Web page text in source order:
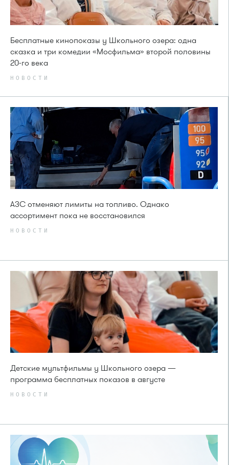
Бесплатные кинопоказы у Школьного озера: одна
сказка и три комедии «Мосфильма» второй половины
20-го века
НОВОСТИ
АЗС отменяют лимиты на топливо. Однако
ассортимент пока не восстановился
НОВОСТИ
Детские мультфильмы у Школьного озера —
программа бесплатных показов в августе
НОВОСТИ